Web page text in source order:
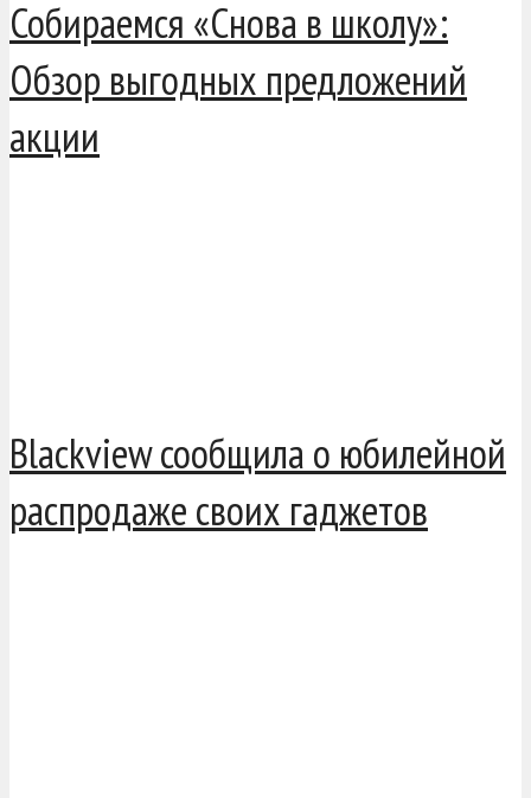
Собираемся «Снова в школу»:
Обзор выгодных предложений
акции
Blackview сообщила о юбилейной
распродаже своих гаджетов